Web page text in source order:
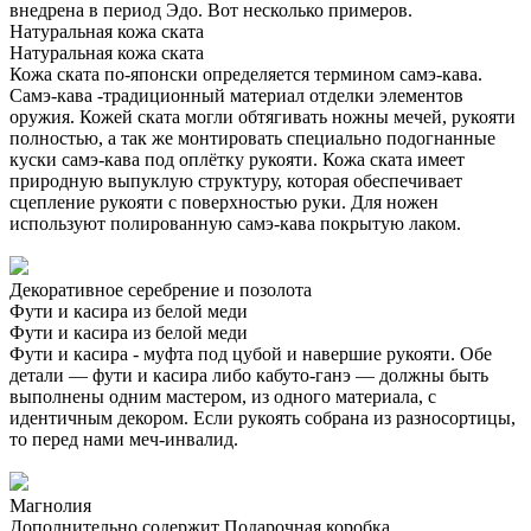
внедрена в период Эдо. Вот несколько примеров.
Натуральная кожа ската
Натуральная кожа ската
Кожа ската по-японски определяется термином самэ-кава.
Самэ-кава -традиционный материал отделки элементов
оружия. Кожей ската могли обтягивать ножны мечей, рукояти
полностью, а так же монтировать специально подогнанные
куски самэ-кава под оплётку рукояти. Кожа ската имеет
природную выпуклую структуру, которая обеспечивает
сцепление рукояти с поверхностью руки. Для ножен
используют полированную самэ-кава покрытую лаком.
Декоративное серебрение и позолота
Фути и касира из белой меди
Фути и касира из белой меди
Фути и касира - муфта под цубой и навершие рукояти. Обе
детали — фути и касира либо кабуто-ганэ — должны быть
выполнены одним мастером, из одного материала, с
идентичным декором. Если рукоять собрана из разносортицы,
то перед нами меч-инвалид.
Магнолия
Дополнительно содержит Подарочная коробка